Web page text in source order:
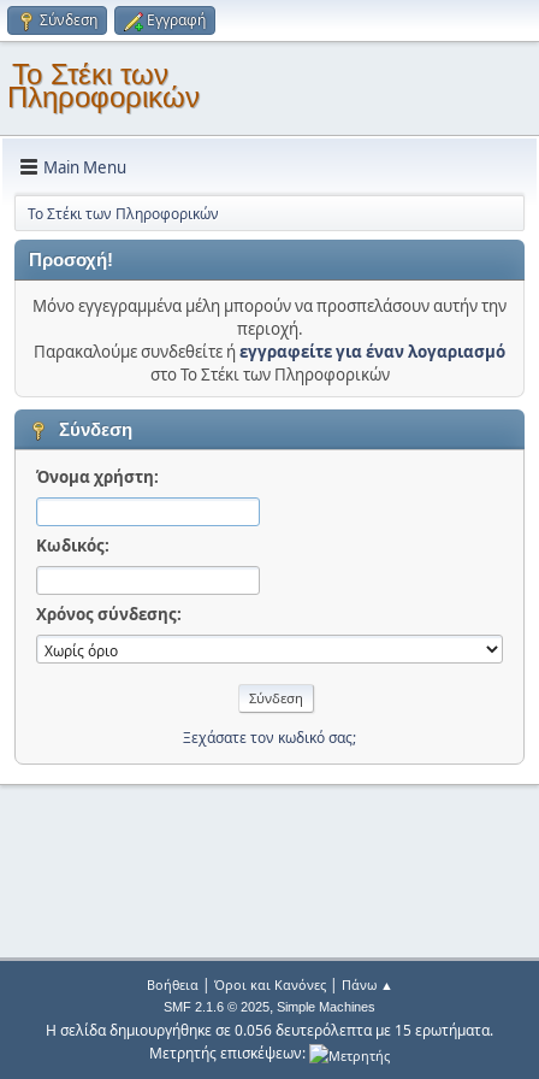
Σύνδεση Εγγραφή
Το Στέκι των
Πληροφορικών
Main Menu
Το Στέκι των Πληροφορικών
Προσοχή!
Μόνο εγγεγραμμένα μέλη μπορούν να προσπελάσουν αυτήν την
περιοχή.
Παρακαλούμε συνδεθείτε ήεγγραφείτε για έναν λογαριασμό
στο Το Στέκι των Πληροφορικών
Σύνδεση
Όνομα χρήστη:
Κωδικός:
Χρόνος σύνδεσης:
Ξεχάσατε τον κωδικό σας;
Βοήθεια| Όροι και Κανόνες| Πάνω ▲
SMF 2.1.6 © 2025, Simple Machines
Η σελίδα δημιουργήθηκε σε 0.056 δευτερόλεπτα με 15 ερωτήματα.
Μετρητής επισκέψεων: